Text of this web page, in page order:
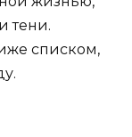
тени.
списком,